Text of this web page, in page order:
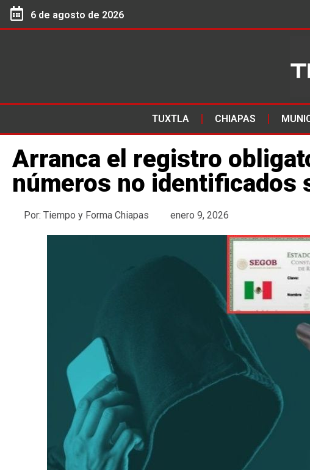
6 de agosto de 2026
TUXTLA CHIAPAS
Arranca el registro
números no identificados
Por: Tiempo y Forma Chiapas enero 9, 2026